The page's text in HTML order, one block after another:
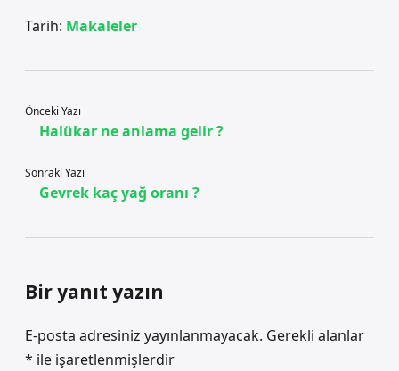
Tarih: Makaleler
Önceki Yazı
Halükar ne anlama gelir ?
Sonraki Yazı
Gevrek kaç yağ oranı ?
Bir yanıt yazın
E-posta adresiniz yayınlanmayacak. Gerekli alanlar
* ile işaretlenmişlerdir